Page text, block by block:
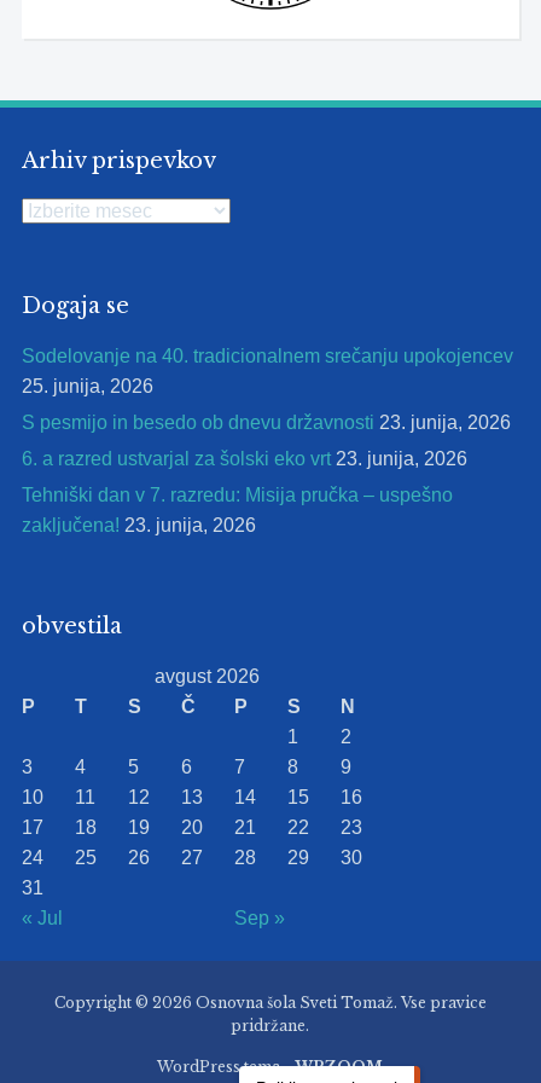
Arhiv prispevkov
Arhiv
Dogaja se
Sodelovanje na 40. tradicionalnem srečanju upokojencev
25. junija, 2026
S pesmijo in besedo ob dnevu državnosti 23. junija, 2026
6. a razred ustvarjal za šolski eko vrt 23. junija, 2026
Tehniški dan v 7. razredu: Misija pručka – uspešno
zaključena! 23. junija, 2026
obvestila
avgust 2026
P
T S Č P S
N
1
2
3
4 5 6 7 8
9
10
11 12 13 14 15
16
17
18 19 20 21 22
23
24
25 26 27 28 29
30
31
« Jul
Sep »
Copyright © 2026 Osnovna šola Sveti Tomaž. Vse pravice
pridržane.
WordPress tema -WPZOOM